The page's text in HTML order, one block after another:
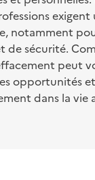
exigent
notamment
de sécurité.
peut
opportunités
dans la vie